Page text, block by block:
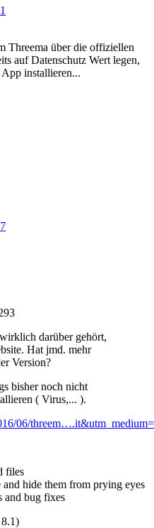
Threema über die offiziellen
auf Datenschutz Wert legen,
installieren...
darüber gehört,
Hat jmd. mehr
Version?
bisher noch nicht
( Virus,... ).
06/threem….it&utm_medium=
files
hide them from prying eyes
and bug fixes